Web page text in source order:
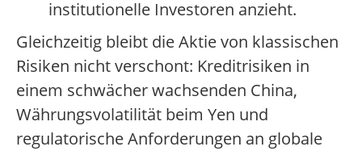
institutionelle Investoren anzieht.
Gleichzeitig bleibt die Aktie von klassischen
Risiken nicht verschont: Kreditrisiken in
einem schwächer wachsenden China,
Währungsvolatilität beim Yen und
regulatorische Anforderungen an globale